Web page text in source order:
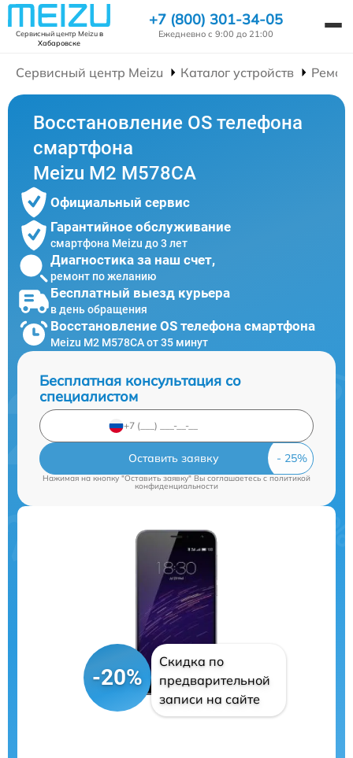
Сервисный центр Meizuв
Хабаровске
+7 (800) 301-34-05
Ежедневно с 9:00 до 21:00
Сервисный центр Meizu Каталог устройств
Восстановление OS телефона
смартфона
Meizu M2 M578CA
Официальный сервис
Гарантийное обслуживание
смартфона Meizu до 3 лет
Диагностика за наш счет,
ремонт по желанию
Бесплатный выезд курьера
в день обращения
Восстановление OS телефона смартфона
Meizu M2 M578CA от 35 минут
Бесплатная консультация со
специалистом
Оставить заявку
Нажимая на кнопку "Оставить заявку" Вы соглашаетесь cполитикой
конфиденциальности
-20%
Скидка по
предварительной
записи на сайте